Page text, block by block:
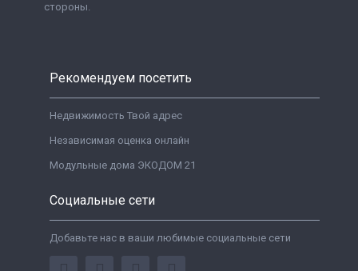
стороны.
Рекомендуем посетить
Недвижимость Твой адрес
Независимая оценка онлайн
Модульные дома ЭКОДОМ 21
Социальные сети
Добавьте нас в ваши любимые социальные сети